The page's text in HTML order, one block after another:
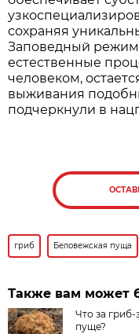
сохраняя
Заповедный режим
естественные
человеком,
выживания
подчеркнули в
гриб Беловежская пуща
Также вам может
Что за
пуще?